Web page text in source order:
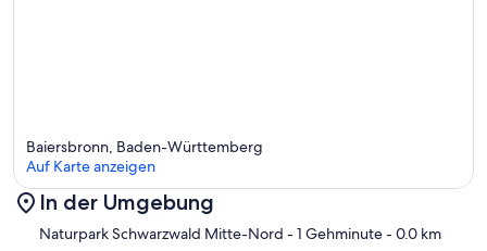
Im Haus finden Sie hierzu unterschiedliche Ausflugsmöglichkeiten.
Karte
Baiersbronn, Baden-Württemberg
Auf Karte anzeigen
In der Umgebung
Naturpark Schwarzwald Mitte-Nord - 1 Gehminute- 0.0 km